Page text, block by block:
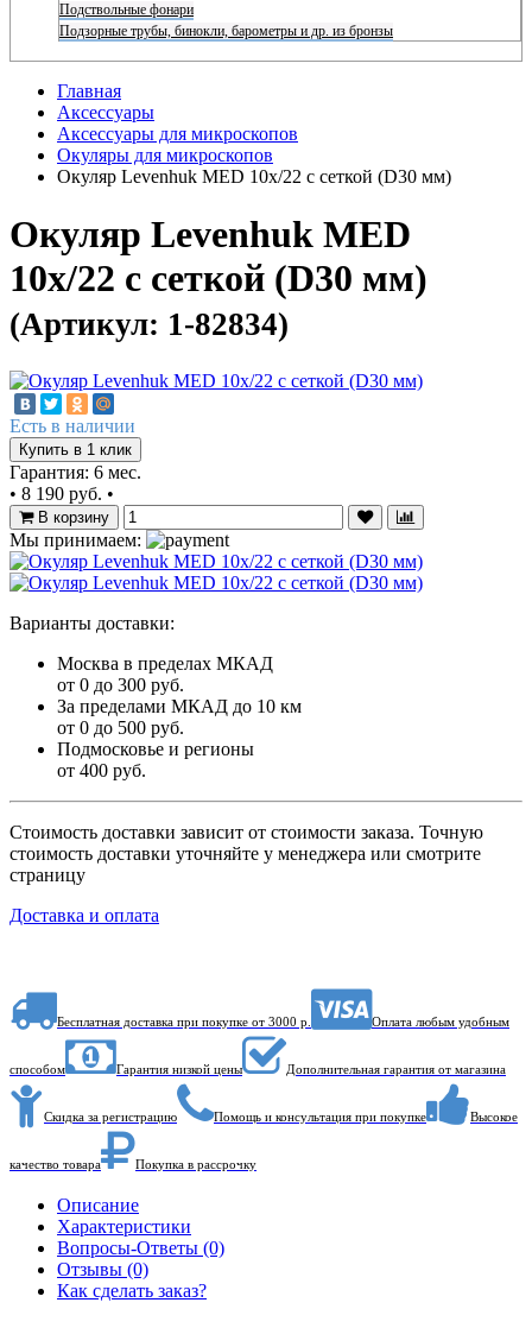
Подствольные фонари
Подзорные трубы, бинокли, барометры и др. из бронзы
Главная
Аксессуары
Аксессуары для микроскопов
Окуляры для микроскопов
Окуляр Levenhuk MED 10x/22 с сеткой (D30 мм)
Окуляр Levenhuk MED
10x/22 с сеткой (D30 мм)
(Артикул: 1-82834)
Есть в наличии
Купить в 1 клик
Гарантия: 6 мес.
• 8 190 руб. •
В корзину
Мы принимаем:
Варианты доставки:
Москва в пределах МКАД
от 0 до 300 руб.
За пределами МКАД до 10 км
от 0 до 500 руб.
Подмосковье и регионы
от 400 руб.
Стоимость доставки зависит от стоимости заказа. Точную
стоимость доставки уточняйте у менеджера или смотрите
страницу
Доставка и оплата
Бесплатная доставка при покупке от 3000 р. Оплата любым удобным
способом Гарантия низкой цены Дополнительная гарантия от магазина
Скидка за регистрацию Помощь и консультация при покупке Высокое
качество товара Покупка в рассрочку
Описание
Характеристики
Вопросы-Ответы (0)
Отзывы (0)
Как сделать заказ?